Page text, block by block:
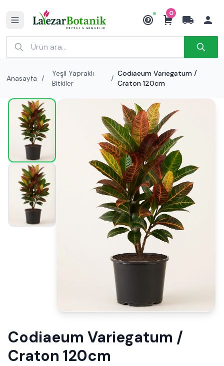
₺
0
Anasayfa /
Yeşil Yapraklı
Bitkiler
/
Codiaeum Variegatum /
Craton 120cm
Codiaeum Variegatum /
Craton 120cm